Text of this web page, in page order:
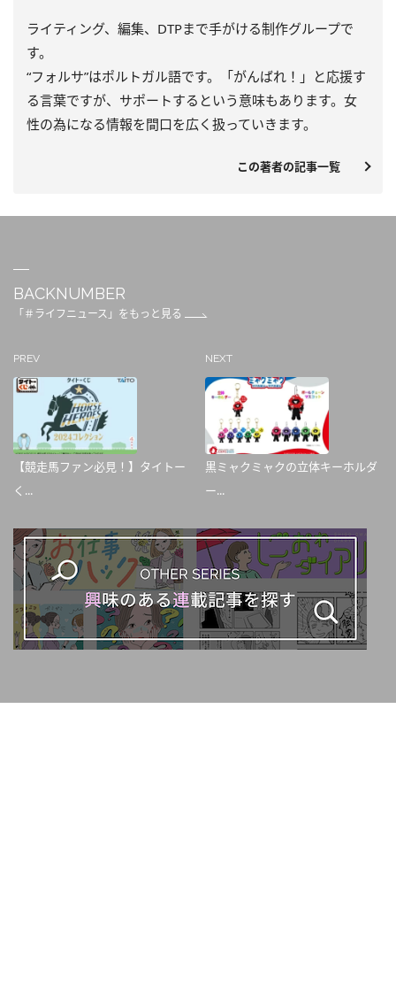
ライティング、編集、DTPまで手がける制作グループで
す。
“フォルサ”はポルトガル語です。「がんばれ！」と応援す
る言葉ですが、サポートするという意味もあります。女
性の為になる情報を間口を広く扱っていきます。
この著者の記事一覧
BACKNUMBER
「＃ライフニュース」をもっと見る
PREV
【競走馬ファン必見！】タイトー
く...
NEXT
黒ミャクミャクの立体キーホルダ
ー...